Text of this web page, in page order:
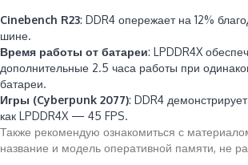
Cinebench R23: DDR4 опережает на 12%
шине.
Время работы от батареи: LPDDR4X
дополнительные 2.5 часа работы при
батареи.
Игры (Cyberpunk 2077): DDR4
как LPDDR4X — 45 FPS.
Также рекомендую ознакомиться с
название и модель оперативной памяти, не